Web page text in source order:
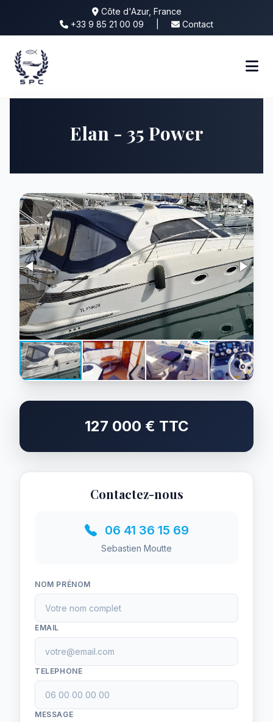
Côte d'Azur, France
+33 9 85 21 00 09
Contact
Elan - 35 Power
127 000 € TTC
Contactez-nous
06 41 36 15 69
Sebastien Moutte
NOM PRÉNOM
EMAIL
TELEPHONE
MESSAGE